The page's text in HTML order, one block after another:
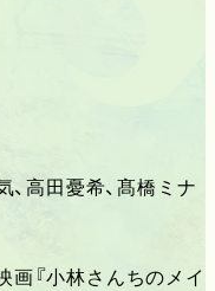
、高田憂希、髙橋ミナ
画『小林さんちのメイ